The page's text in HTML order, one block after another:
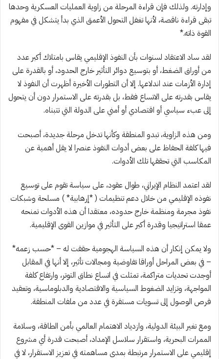
وإدارته. ولذلك فإن قراءة المرحلة من زاوية العمليات العسكرية وحدها
تبقى قراءة ناقصة، لأنها تغفل التحول الأعمق الذي بدأ يتشكل في مفهوم
القوة ذاته.*
لقد ساد الاعتقاد لسنوات بأن النفوذ الإقليمي يقاس بامتلاك أكبر عدد
من أوراق الضغط، أو بتوسيع دوائر التأثير خارج الحدود، أو بالقدرة على
إدارة الأزمات عند اندلاعها. إلا أن التطورات الأخيرة أظهرت أن النفوذ لا
يقاس بقدرته على الاتساع فقط، بل بقدرته على الاستمرار دون أن يتحول
إلى عبء سياسي أو اقتصادي أو أمني على الدولة التي تتبناه.
ومن هذه الزاوية، تبدو المنطقة وكأنها تدخل مرحلة جديدة، أصبحت
فيها كلفة الحفاظ على بعض أدوات النفوذ عنصرا لا يقل أهمية عن
المكاسب التي تحققها تلك الأدوات.
لقد اعتمد النظام الإيراني، طوال عقود، على سياسة تقوم على توسيع
نفوذه الإقليمي من خلال دعم تنظيمات ( *إرهابية* ) مسلحة وشبكات
نفوذ مجرمة ومنظمة خارج حدوده، معتقدا أن هذه الأدوات تمنحه
عمقا استراتيجيا وقدرة أكبر على التأثير في موازين القوى الإقليمية.
ولا يمكن إنكار أن هذه السياسة الهجومية حققت له – *حسب زعمه*
– في بعض المراحل أوراقا تفاوضية ومجالات تأثير، إلا أنها في المقابل
أوجدت تحديات متراكمة، تمثلت في اتساع نطاق التوتر، وارتفاع كلفة
المواجهة، وتزايد الضغوط السياسية والاقتصادية والدبلوماسية، وتعقيد
فرص الوصول إلى تسويات مستقرة في عدد من ملفات المنطقة.
ومع تغير البيئة الدولية، وازدياد الاهتمام العالمي بأمن الطاقة، وسلامة
الممرات البحرية، واستقرار سلاسل الإمداد، أصبحت قدرة أي مشروع
إقليمي على الاستمرار مرتبطة بمدى مساهمته في تعزيز الاستقرار، لا في